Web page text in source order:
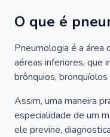
O que é
Pneumologia é a área
aéreas inferiores, que
brônquios,
Assim, uma maneira
especialidade de um
ele previne,